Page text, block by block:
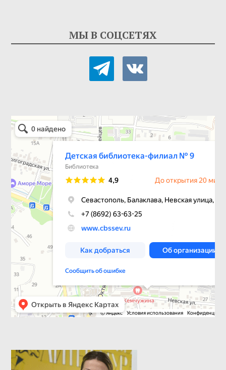
МЫ В СОЦСЕТЯХ
telegramvkontakte
Детская библиотека-филиал № 9
Библиотека в Севастополе